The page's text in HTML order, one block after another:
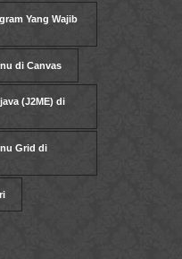
Yang Wajib
di Canvas
(J2ME) di
Grid di